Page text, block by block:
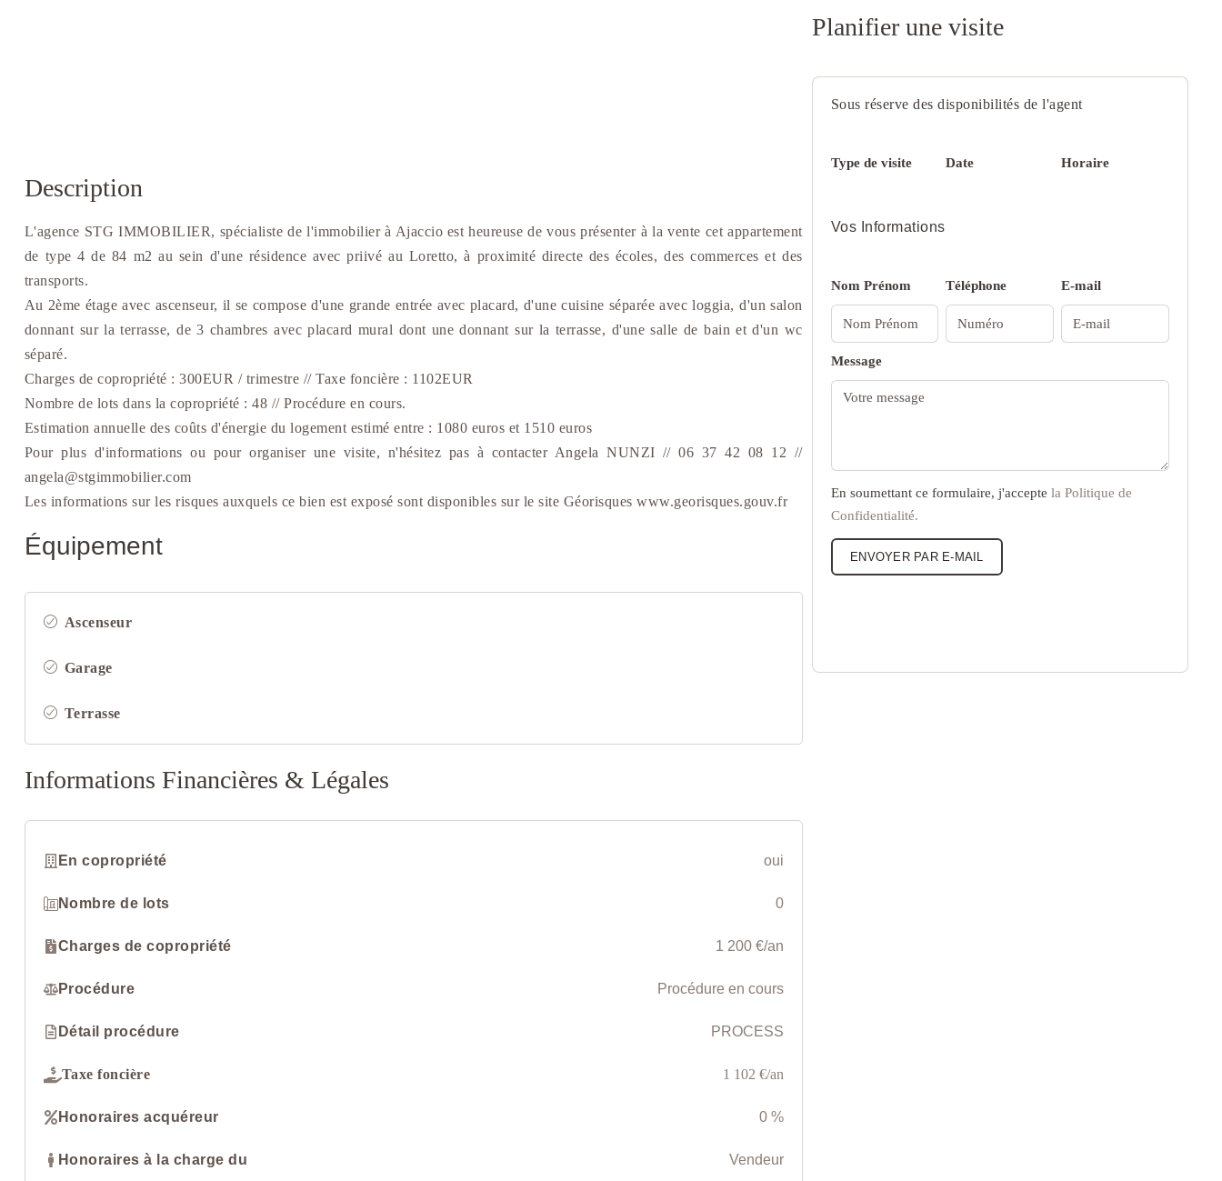
Description
L'agence STG IMMOBILIER, spécialiste de l'immobilier à Ajaccio est heureuse de vous présenter à la vente cet appartement
de type 4 de 84 m2 au sein d'une résidence avec priivé au Loretto, à proximité directe des écoles, des commerces et des
transports.
Au 2ème étage avec ascenseur, il se compose d'une grande entrée avec placard, d'une cuisine séparée avec loggia, d'un salon
donnant sur la terrasse, de 3 chambres avec placard mural dont une donnant sur la terrasse, d'une salle de bain et d'un wc
séparé.
Charges de copropriété : 300EUR / trimestre // Taxe foncière : 1102EUR
Nombre de lots dans la copropriété : 48 // Procédure en cours.
Estimation annuelle des coûts d'énergie du logement estimé entre : 1080 euros et 1510 euros
Pour plus d'informations ou pour organiser une visite, n'hésitez pas à contacter Angela NUNZI // 06 37 42 08 12 //
angela@stgimmobilier.com
Les informations sur les risques auxquels ce bien est exposé sont disponibles sur le site Géorisques www.georisques.gouv.fr
Équipement
Ascenseur
Garage
Terrasse
Informations Financières & Légales
En copropriété oui
Nombre de lots 0
Charges de copropriété 1 200 €/an
Procédure Procédure en cours
Détail procédure PROCESS
Taxe foncière 1 102 €/an
Honoraires acquéreur 0 %
Honoraires à la charge du Vendeur
Planifier une visite
Sous réserve des disponibilités de l'agent
Type de visite Date Horaire
Vos Informations
Nom Prénom Téléphone E-mail
Message
En soumettant ce formulaire, j'accepte la Politique de
Confidentialité.
ENVOYER PAR E-MAIL